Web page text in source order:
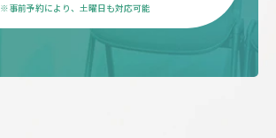
※事前予約により、土曜日も対応可能